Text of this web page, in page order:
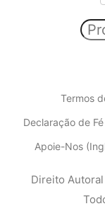
Termos
Declaração de Fé
Apoie-Nos
Direito Autoral